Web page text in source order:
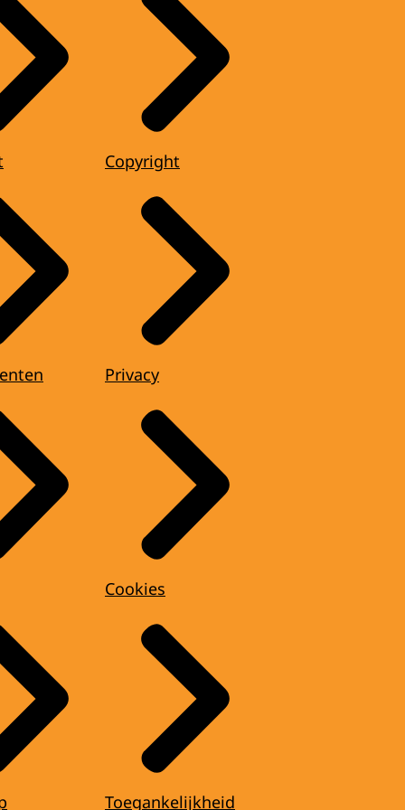
Copyright
Privacy
Cookies
Toegankelijkheid